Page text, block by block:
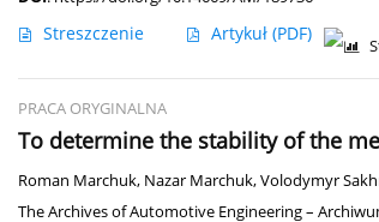
Streszczenie Artykuł (PDF)
PRACA ORYGINALNA
To determine the stability of the
Roman Marchuk, Nazar Marchuk,Volodymyr
The Archives of Automotive Engineering –